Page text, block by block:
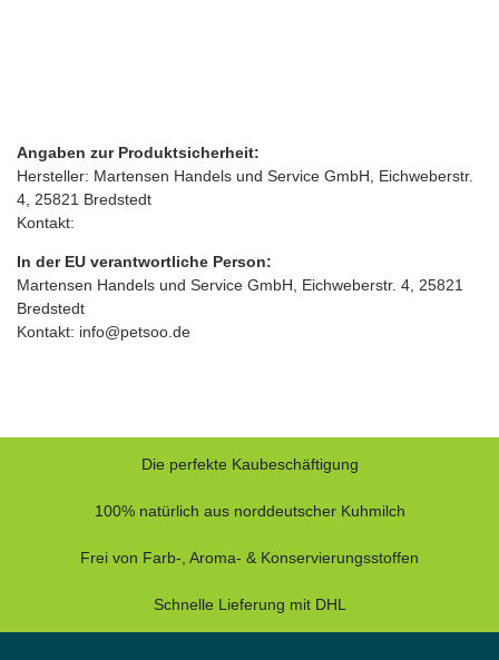
Angaben zur Produktsicherheit:
Hersteller: Martensen Handels und Service GmbH, Eichweberstr.
4, 25821 Bredstedt
Kontakt:
In der EU verantwortliche Person:
Martensen Handels und Service GmbH, Eichweberstr. 4, 25821
Bredstedt
Kontakt: info@petsoo.de
Die perfekte Kaubeschäftigung
100% natürlich aus norddeutscher Kuhmilch
Frei von Farb-, Aroma- & Konservierungsstoffen
Schnelle Lieferung mit DHL